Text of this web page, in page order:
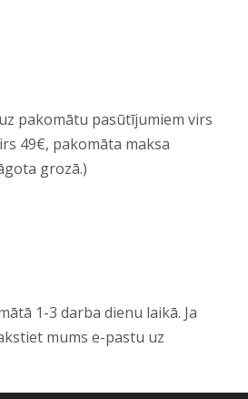
pakomātu pasūtījumiem virs
49€, pakomāta maksa
grozā.)
1-3 darba dienu laikā. Ja
mums e-pastu uz